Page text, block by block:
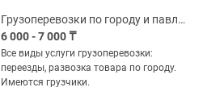
Грузоперевозки по городу и павлодарской области
6 000 - 7 000 ₸
Все виды услуги грузоперевозки:
переезды, развозка товара по городу.
Имеются грузчики.